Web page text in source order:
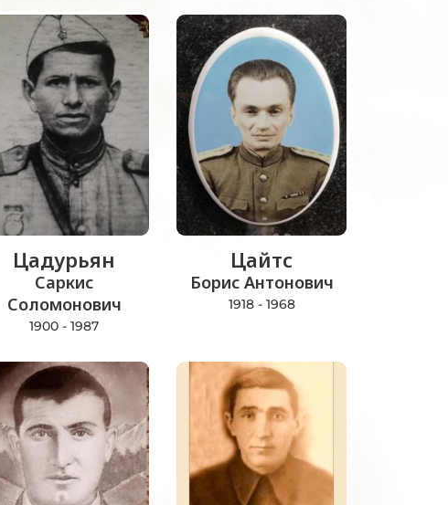
Цадурьян
Саркис
Соломонович
1900 - 1987
Цайтс
Борис Антонович
1918 - 1968